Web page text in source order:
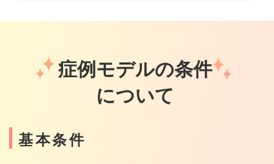
症例モデルの条件
について
基本条件